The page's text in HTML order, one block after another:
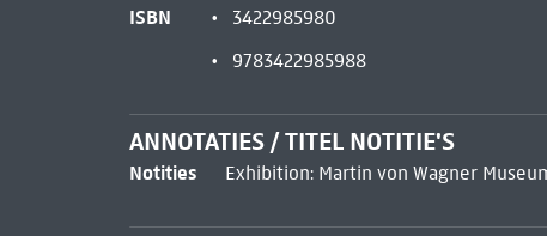
ISBN
3422985980
9783422985988
ANNOTATIES / TITEL NOTITIE'S
Notities Exhibition: Martin von Wagner